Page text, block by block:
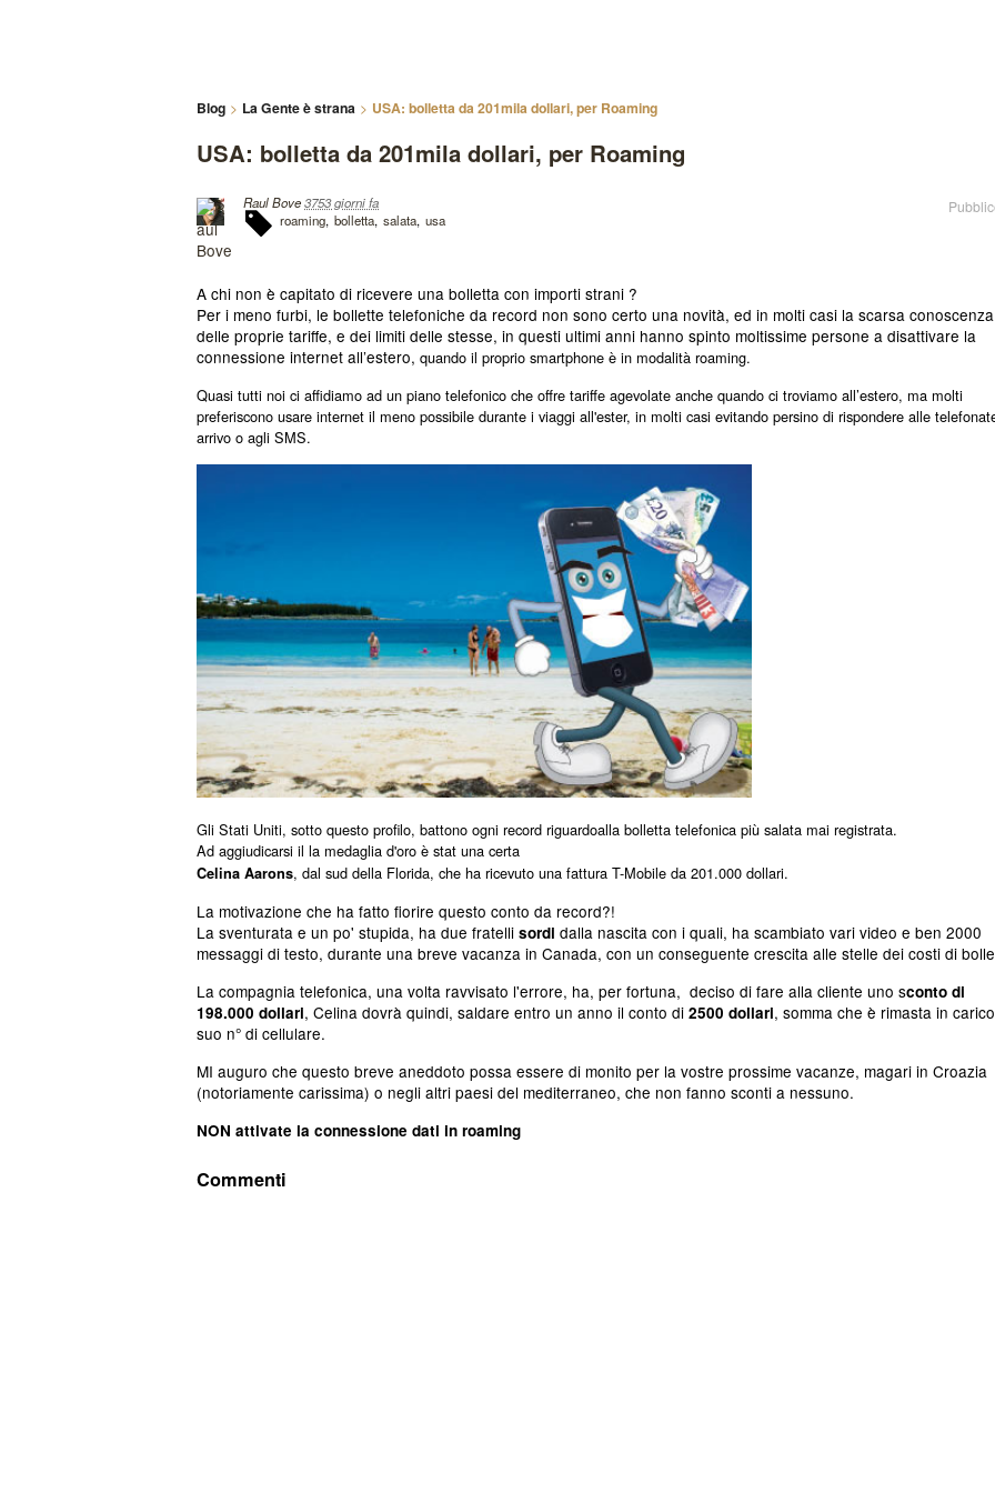
Blog La Gente è strana USA: bolletta da 201mila dollari, per Roaming
USA: bolletta da 201mila dollari, per Roaming
Raul Bove3753 giorni fa
roaming bolletta salata usa
A chi non è capitato di ricevere una bolletta con importi strani ?
Per i meno furbi, le bollette telefoniche da record non sono certo una novità, ed in molti casi la scarsa conoscenza
delle proprie tariffe, e dei limiti delle stesse, in questi ultimi anni hanno spinto moltissime persone a disattivare la
connessione internet all’estero, quando il proprio smartphone è in modalità roaming.
Quasi tutti noi ci affidiamo ad un piano telefonico che offre tariffe agevolate anche quando ci troviamo all’estero, ma molti
preferiscono usare internet il meno possibile durante i viaggi all'ester, in molti casi evitando persino di rispondere alle
arrivo o agli SMS.
Gli Stati Uniti, sotto questo profilo, battono ogni record riguardoalla bolletta telefonica più salata mai registrata.
Ad aggiudicarsi il la medaglia d'oro è stat una certa
Celina Aarons, dal sud della Florida, che ha ricevuto una fattura T-Mobile da 201.000 dollari.
La motivazione che ha fatto fiorire questo conto da record?!
La sventurata e un po' stupida, ha due fratelli sordi dalla nascita con i quali, ha scambiato vari video e ben 2000
messaggi di testo, durante una breve vacanza in Canada, con un conseguente crescita alle stelle dei costi di
La compagnia telefonica, una volta ravvisato l'errore, ha, per fortuna, deciso di fare alla cliente uno sconto di
198.000 dollari, Celina dovrà quindi, saldare entro un anno il conto di 2500 dollari, somma che è rimasta in
suo n° di cellulare.
MI auguro che questo breve aneddoto possa essere di monito per la vostre prossime vacanze, magari in Croazia
(notoriamente carissima) o negli altri paesi del mediterraneo, che non fanno sconti a nessuno.
NON attivate la connessione dati in roaming
Commenti